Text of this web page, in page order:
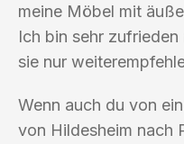
meine Möbel mit
Ich bin sehr
sie nur
Wenn auch du von
von Hildesheim nach